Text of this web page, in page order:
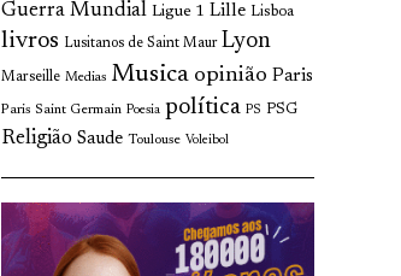
Guerra Mundial Ligue 1 Lille Lisboa
livros Lusitanos de Saint Maur Lyon
Marseille Medias Musica opinião Paris
Paris Saint Germain Poesia política PS PSG
Religião Saude Toulouse Voleibol